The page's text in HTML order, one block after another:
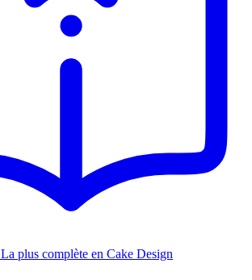
La plus complète en Cake Design